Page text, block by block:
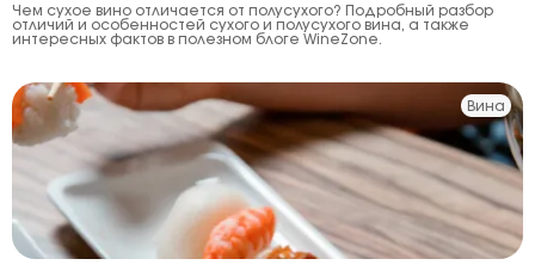
Чем сухое вино отличается от полусухого? Подробный разбор
отличий и особенностей сухого и полусухого вина, а также
интересных фактов в полезном блоге WineZone.
Вина